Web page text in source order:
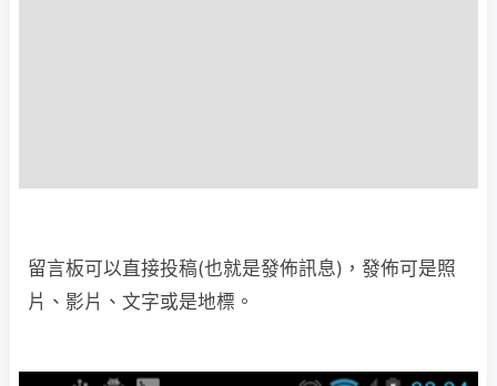
留言板可以直接投稿(也就是發佈訊息)，發佈可是照
片、影片、文字或是地標。